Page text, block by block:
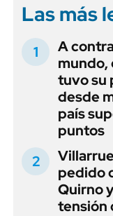
Las más
A
mundo,
tuvo su
desde
país
puntos
pedido
Quirno
tensión